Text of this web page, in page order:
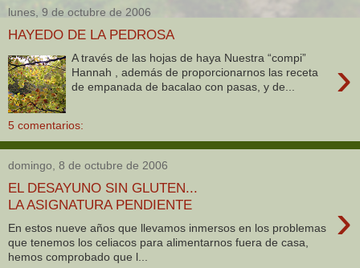
lunes, 9 de octubre de 2006
HAYEDO DE LA PEDROSA
›
A través de las hojas de haya Nuestra “compi”
Hannah , además de proporcionarnos las receta
de empanada de bacalao con pasas, y de...
5 comentarios:
domingo, 8 de octubre de 2006
EL DESAYUNO SIN GLUTEN...
LA ASIGNATURA PENDIENTE
›
En estos nueve años que llevamos inmersos en los problemas
que tenemos los celiacos para alimentarnos fuera de casa,
hemos comprobado que l...